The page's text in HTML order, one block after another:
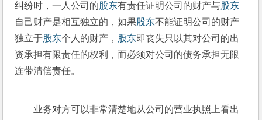
纠纷时，一人公司的股东有责任证明公司的财产与股东
自己财产是相互独立的，如果股东不能证明公司的财产
独立于股东个人的财产， 股东即丧失只以其对公司的出
资承担有限责任的权利，而必须对公司的债务承担无限
连带清偿责任。
业务对方可以非常清楚地从公司的营业执照上看出